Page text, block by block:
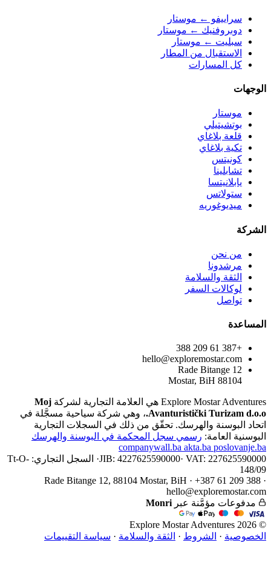
سراييفو ← موستار
دوبروفنيك ← موستار
سبليت ← موستار
الاستقبال من المطار
كل المسارات
الوجهات
موستار
بوتشيتيلي
قلعة بلاغاي
تكية بلاغاي
كونيتس
تشابلينا
يابلانيتسا
ستولاتس
ميديوغوريه
الشركة
من نحن
مرشدونا
الثقة والسلامة
لوكالات السفر
تواصل
المساعدة
+387 61 209 388
hello@exploremostar.com
Rade Bitange 12
88104 Mostar, BiH
Explore Mostar Adventures هي العلامة التجارية لشركة
Moj
Avanturistički Turizam d.o.o. ، وهي شركة سياحية مسجَّلة في
اتحاد البوسنة والهرسك. تحقّق من ذلك في السجلات التجارية
البوسنية العامة: رسمي سجل المحكمة في البوسنة والهرسك
companywall.ba akta.ba poslovanje.ba
JIB: 4227625590000· VAT: 227625590000
·
السجل التجاري: Tt-O-
148/09
Rade Bitange 12, 88104 Mostar, BiH · +387 61 209 388 ·
hello@exploremostar.com
مدفوعات مؤمَّنة عبرMonri
© 2026 Explore Mostar Adventures
الخصوصية · الشروط · الثقة والسلامة · سياسة التقييمات